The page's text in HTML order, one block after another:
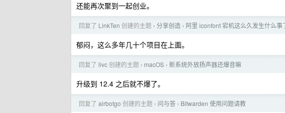
还能再次聚到一起创业。
回复了 LinkTen 创建的主题 › 分享创造 › 阿里 iconfont 宕机这么久发生什么事
郁闷，这么多年几十个项目在上面。
回复了 livc创建的主题 › macOS › 新系统外放扬声器还爆音嘛
升级到 12.4 之后就不爆了。
回复了 airbotgo 创建的主题 › 问与答 › Bitwarden 使用问题请教